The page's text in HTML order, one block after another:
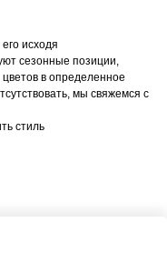
исходя
сезонные позиции,
цветов в определенное
мы свяжемся с
стиль